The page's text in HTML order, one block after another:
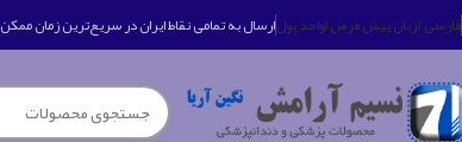
فارسی (زبان پیش فرض)واحد پولارسال به تمامی نقاط ایران در سریع‌ترین زمان ممکن